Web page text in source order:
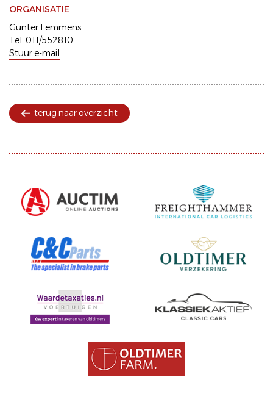
ORGANISATIE
Gunter Lemmens
Tel. 011/552810
Stuur e-mail
terug naar overzicht